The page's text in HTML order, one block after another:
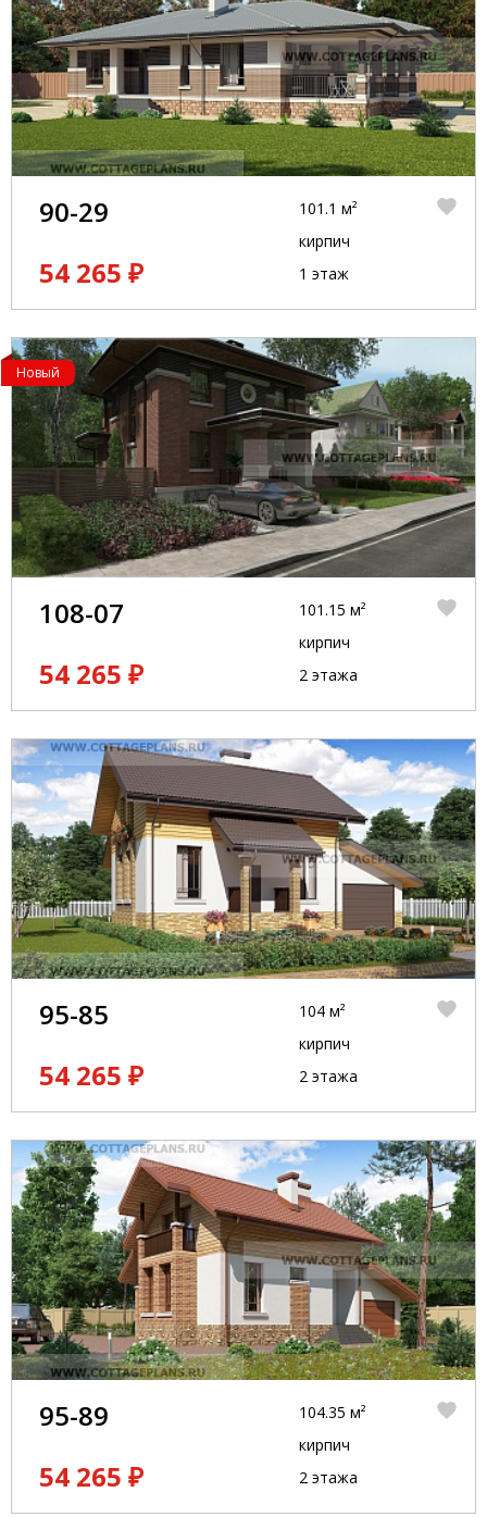
90-29
54 265 ₽
101.1 м²
кирпич
1 этаж
Новый
108-07
54 265 ₽
101.15 м²
кирпич
2 этажа
95-85
54 265 ₽
104 м²
кирпич
2 этажа
95-89
54 265 ₽
104.35 м²
кирпич
2 этажа